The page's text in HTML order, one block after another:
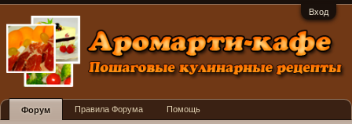
Вход
Форум Правила Форума Помощь